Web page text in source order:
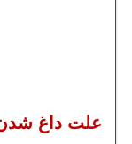
علت داغ